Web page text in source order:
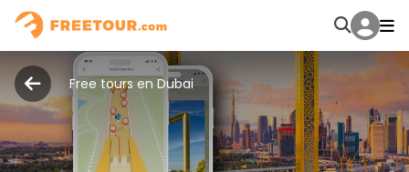
Free tours en Dubai